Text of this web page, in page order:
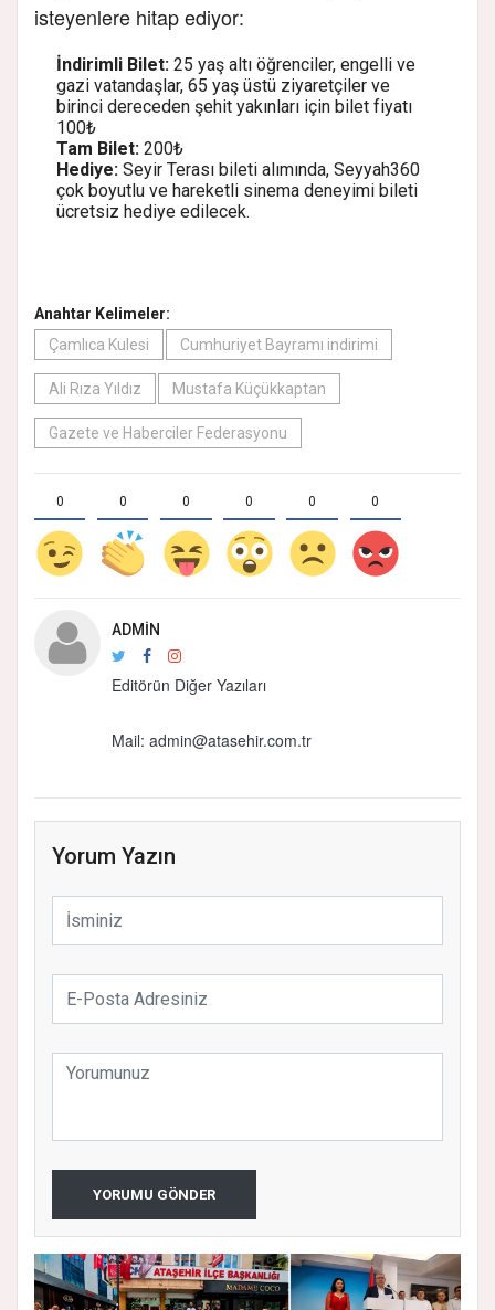
isteyenlere hitap ediyor:
İndirimli Bilet: 25 yaş altı öğrenciler, engelli ve
gazi vatandaşlar, 65 yaş üstü ziyaretçiler ve
birinci dereceden şehit yakınları için bilet fiyatı
100₺
Tam Bilet: 200₺
Hediye: Seyir Terası bileti alımında, Seyyah360
çok boyutlu ve hareketli sinema deneyimi bileti
ücretsiz hediye edilecek.
Anahtar Kelimeler:
Çamlıca Kulesi
Cumhuriyet Bayramı indirimi
Ali Rıza Yıldız Mustafa Küçükkaptan
Gazete ve Haberciler Federasyonu
0 0 0 0 0 0
ADMIN
Editörün Diğer Yazıları
Mail: admin@atasehir.com.tr
Yorum Yazın
YORUMU GÖNDER